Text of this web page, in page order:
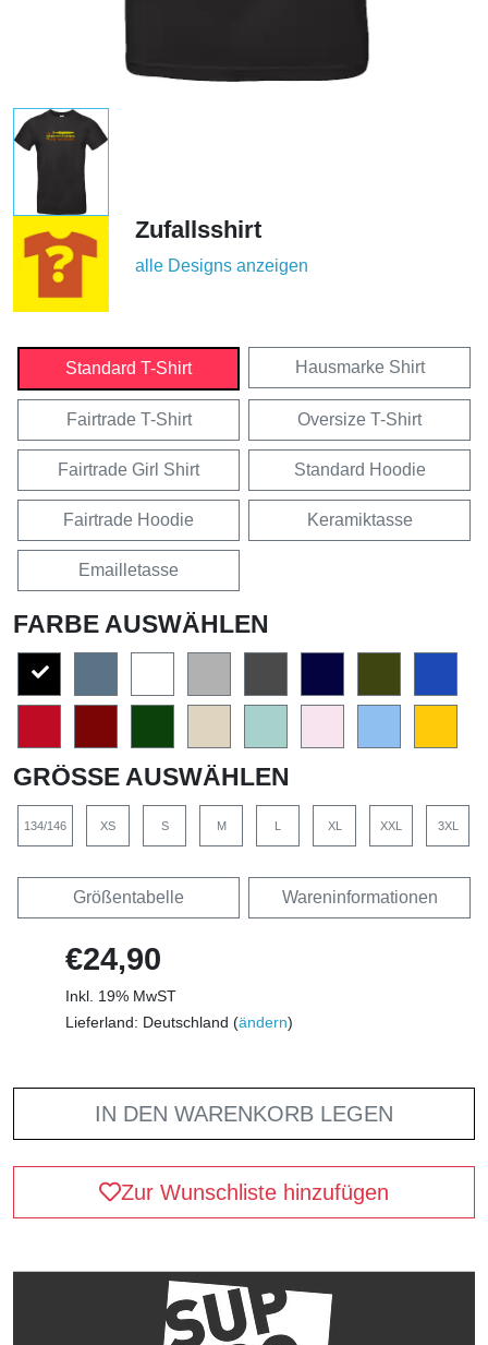
Zufallsshirt
alle Designs anzeigen
Standard T-Shirt Hausmarke Shirt
Fairtrade T-Shirt Oversize T-Shirt
Fairtrade Girl Shirt Standard Hoodie
Fairtrade Hoodie Keramiktasse
Emailletasse
FARBE AUSWÄHLEN
GRÖSSE AUSWÄHLEN
134/146 XS S M L XL XXL 3XL
Größentabelle Wareninformationen
€24,90
Inkl. 19% MwST
Lieferland: Deutschland (ändern)
IN DEN WARENKORB LEGEN
Zur Wunschliste hinzufügen